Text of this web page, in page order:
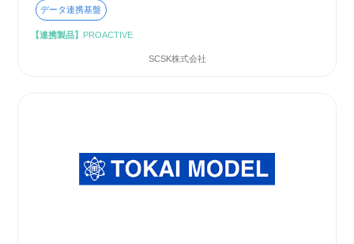
データ連携基盤
【連携製品】 PROACTIVE
SCSK株式会社